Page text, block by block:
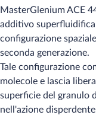
MasterGlenium ACE
additivo
configurazione
seconda generazione.
Tale configurazione
molecole e lascia
superficie del granulo
nell'azione